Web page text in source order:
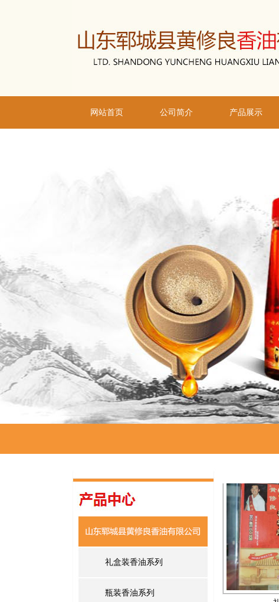
网站首页 公司简介 产品展示
礼盒装香油系列
瓶装香油系列